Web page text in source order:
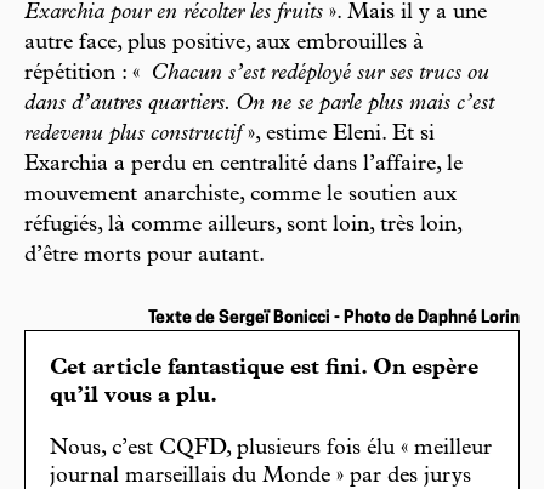
Exarchia pour en récolter les fruits ». Mais il y a une
autre face, plus positive, aux embrouilles à
répétition : «
Chacun s’est redéployé sur ses trucs ou
dans d’autres quartiers. On ne se parle plus mais c’est
redevenu plus constructif», estime Eleni. Et si
Exarchia a perdu en centralité dans l’affaire, le
mouvement anarchiste, comme le soutien aux
réfugiés, là comme ailleurs, sont loin, très loin,
d’être morts pour autant.
Texte de Sergeï Bonicci - Photo de Daphné Lorin
Cet article fantastique est fini. On espère
qu’il vous a plu.
Nous, c’est CQFD, plusieurs fois élu « meilleur
journal marseillais du Monde » par des jurys